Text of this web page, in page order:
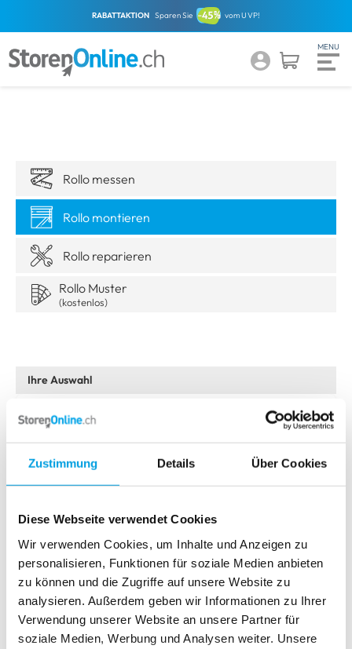
Zustimmung Details Über Cookies
Diese Webseite verwendet Cookies
Wir verwenden Cookies, um Inhalte und Anzeigen zu
personalisieren, Funktionen für soziale Medien anbieten
zu können und die Zugriffe auf unsere Website zu
analysieren. Außerdem geben wir Informationen zu Ihrer
Verwendung unserer Website an unsere Partner für
soziale Medien, Werbung und Analysen weiter. Unsere
RABATTAKTION Sparen Sie vom UVP!
Rollo messen
Rollo montieren
Rollo reparieren
Rollo Muster
(kostenlos)
Bitte wählen Sie Ihr Modell
Classic
Absolute R1 mit PVC-Klemmträgern
Absolute R1 mit PVC-Klemmträgern und Seitenführung
Absolute R2
Download als PDF